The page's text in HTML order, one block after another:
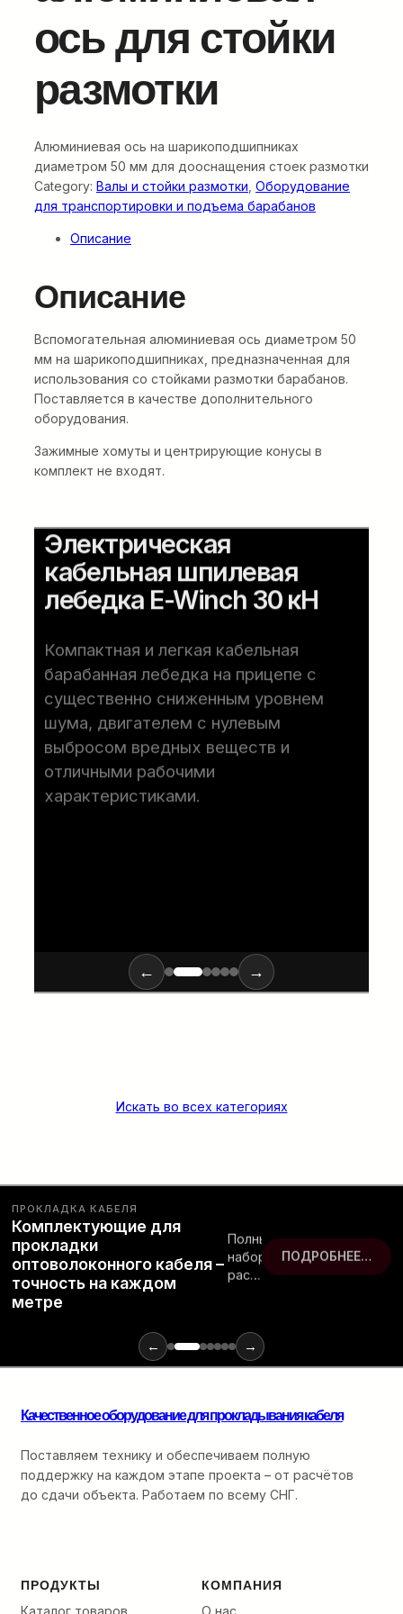
ось для стойки
размотки
Алюминиевая ось на шарикоподшипниках
диаметром 50 мм для дооснащения стоек размотки
Category: Валы и стойки размотки Оборудование
для транспортировки и подъема барабанов
Описание
Описание
Вспомогательная алюминиевая ось диаметром 50
мм на шарикоподшипниках, предназначенная для
использования со стойками размотки барабанов.
Поставляется в качестве дополнительного
оборудования.
Зажимные хомуты и центрирующие конусы в
комплект не входят.
Электрическая
кабельная шпилевая
лебедка E-Winch 30 кН
Компактная и легкая кабельная
барабанная лебедка на прицепе с
существенно сниженным уровнем
шума, двигателем с нулевым
выбросом вредных веществ и
отличными рабочими
характеристиками.
← →
Искать во всех категориях
ПРОКЛАДКА КАБЕЛЯ
Комплектующие для
прокладки
оптоволоконного кабеля –
точность на каждом
метре
Полный
набор
расходных
для
монтажа
ввода
кабельную
канализацию
до
ПОДРОБНЕЕ…
← →
Качественное оборудование для прокладывания кабеля
Поставляем технику и обеспечиваем полную
поддержку на каждом этапе проекта – от расчётов
до сдачи объекта. Работаем по всему СНГ.
ПРОДУКТЫ
Каталог товаров
КОМПАНИЯ
О нас